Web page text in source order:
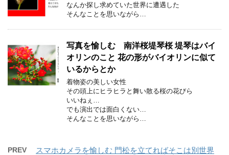
なんか探し求めていた世界に遭遇した
そんなことを思いながら…
写真を愉しむ 南洋桜堤琴桜 堤琴はバイ
オリンのこと 花の形がバイオリンに似て
いるからとか
着物姿の美しい女性
その頭上にヒラヒラと舞い散る桜の花びら
いいねぇ…
でも演出では面白くない…
そんなことを思いながら…
PREV スマホカメラを愉しむ 門松を立てればそこは別世界